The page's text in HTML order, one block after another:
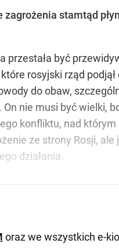
stamtąd
przestała być
rosyjski rząd podjął
do obaw,
nie musi być wielki,
konfliktu, nad
ze strony Rosji, ale
działania.
oraz we wszystkich e-